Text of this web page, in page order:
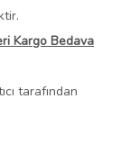
Kargo Bedava
tarafından